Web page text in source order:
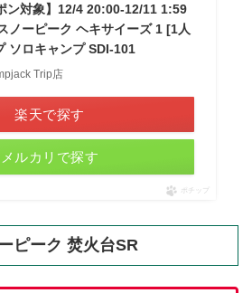
ン対象】12/4 20:00-12/11 1:59
ーピーク ヘキサイーズ 1 [1人
ソロキャンプ SDI-101
Trip店
楽天で探す
メルカリで探す
ポチップ
ピーク 焚火台SR